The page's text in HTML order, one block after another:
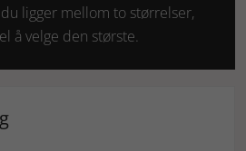
ligger mellom to størrelser,
å velge den største.